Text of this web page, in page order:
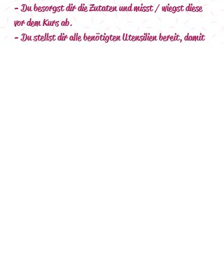
- Du besorgst dir die Zutaten und misst / wiegst diese
vor dem Kurs ab.
- Du stellst dir alle benötigten Utensilien bereit, damit